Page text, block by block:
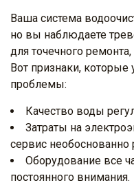
Ваша система
но вы наблюдаете
для точечного
Вот признаки,
проблемы:
Качество воды
Затраты на
сервис необоснованно
Оборудование все
постоянного внимания.